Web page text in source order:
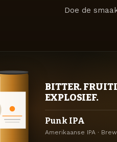
Doe de
BITTER.
EXPLOSIEF.
Punk IPA
Amerikaanse IPA ·